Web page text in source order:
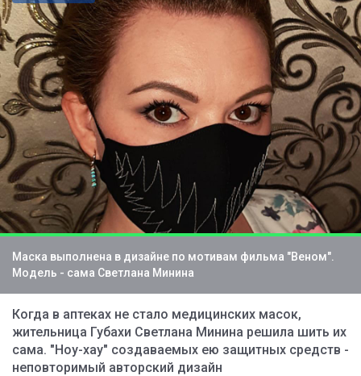
Маска выполнена в дизайне по мотивам фильма "Веном".
Модель - сама Светлана Минина
Когда в аптеках не стало медицинских масок,
жительница Губахи Светлана Минина решила шить их
сама. "Ноу-хау" создаваемых ею защитных средств -
неповторимый авторский дизайн